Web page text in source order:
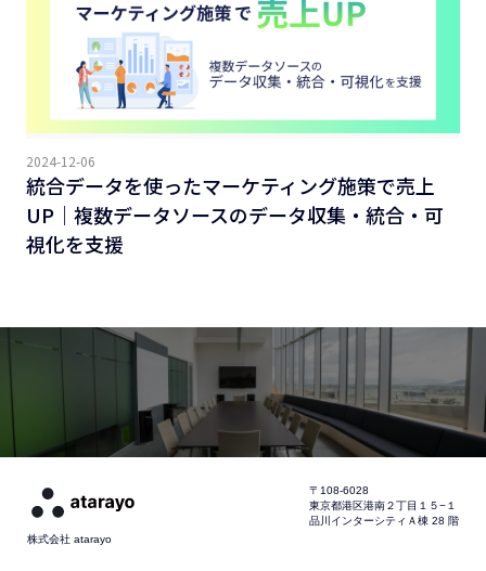
2024-12-06
統合データを使ったマーケティング施策で売上
UP｜複数データソースのデータ収集・統合・可
視化を支援
株式会社 atarayo
〒108-6028
東京都港区港南２丁目１５−１
品川インターシティＡ棟 28 階